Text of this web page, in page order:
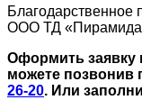
Благодарственное
ООО ТД
Оформить
можете позвонив
26-20. Или